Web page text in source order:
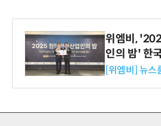
위엠비,
인의 밤' 한
사장상 수상
[위엠비] 뉴스